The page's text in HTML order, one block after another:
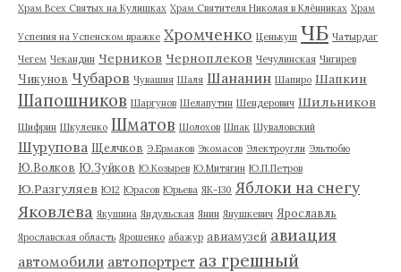
Храм Всех Святых на Кулишках Храм Святителя Николая в Клённиках Храм
Успения на Успенском вражке Хромченко Ценькуш ЧБ Чатырдаг
Чегем Чекандин Черников Черноплеков Чечулинская Чигирев
Чикунов Чубаров Чувашия Шаля Шананин Шапиро Шапкин
Шапошников Шаргунов Шелапутин Шендерович Шильников
Шифрин Шкуленко Шматов Шолохов Шпак Шуваловский
Шурупова Щелчков Э.Ермаков Экомасов Электроугли Эльтюбю
Ю.Волков Ю.Зуйков Ю.Козырев Ю.Митягин Ю.П.Петров
Ю.Разгуляев Ю12 Юрасов Юрьева ЯК-130 Яблоки на снегу
Яковлева Якушина Яндульская Янин Янушкевич Ярославль
Ярославская область Ярошенко абажур авиамузей авиация
автомобили автопортрет аз грешный